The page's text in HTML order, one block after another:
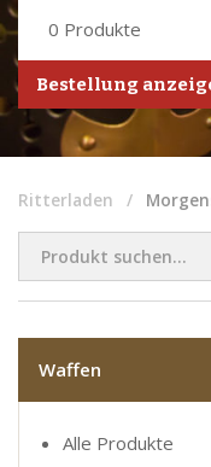
0 Produkte
Bestellung
Ritterladen
Waffen
Alle Produkte